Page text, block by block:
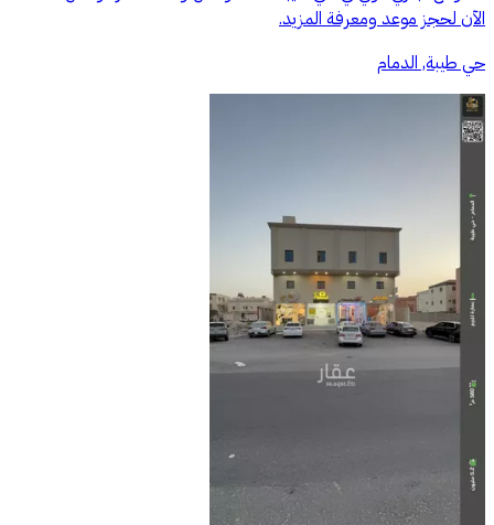
الآن لحجز موعد ومعرفة المزيد.
حي طيبة, الدمام